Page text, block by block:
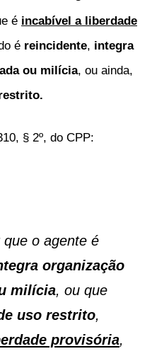
é incabível a liberdade
é reincidente, integra
ou milícia, ou ainda,
§ 2º, do CPP:
que o agente é
organização
milícia, ou que
uso restrito,
provisória,